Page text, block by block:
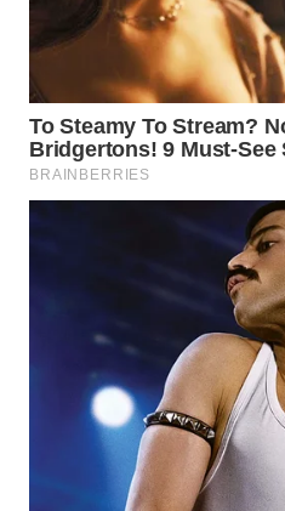
INDRAMAYU
KUNINGAN
WN
WN
SUKABUMI
WN
PURWAKARTA